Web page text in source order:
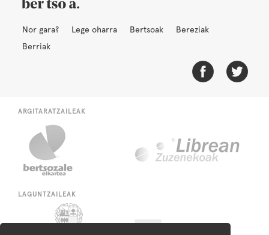
Nor gara? Lege oharra Bertsoak
Bereziak
Berriak
ARGITARATZAILEAK
LAGUNTZAILEAK